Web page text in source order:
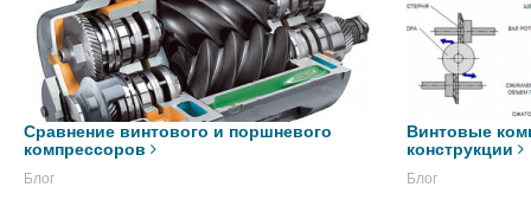
Сравнение винтового и поршневого
компрессоров
Блог
Винтовые
конструкции
Блог